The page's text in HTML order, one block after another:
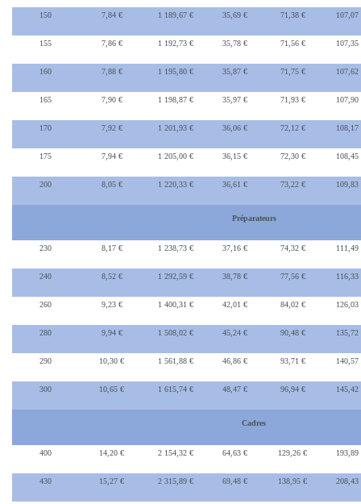
150 7,84 € 1 189,67 € 35,69 € 71,38 € 107,07
155 7,86 € 1 192,73 € 35,78 € 71,56 € 107,35
160 7,88 € 1 195,80 € 35,87 € 71,75 € 107,62
165 7,90 € 1 198,87 € 35,97 € 71,93 € 107,90
170 7,92 € 1 201,93 € 36,06 € 72,12 € 108,17
175 7,94 € 1 205,00 € 36,15 € 72,30 € 108,45
200 8,05 € 1 220,33 € 36,61 € 73,22 € 109,83
Préparateurs
230 8,17 € 1 238,73 € 37,16 € 74,32 € 111,49
240 8,52 € 1 292,59 € 38,78 € 77,56 € 116,33
260 9,23 € 1 400,31 € 42,01 € 84,02 € 126,03
280 9,94 € 1 508,02 € 45,24 € 90,48 € 135,72
290 10,30 € 1 561,88 € 46,86 € 93,71 € 140,57
300 10,65 € 1 615,74 € 48,47 € 96,94 € 145,42
Cadres
400 14,20 € 2 154,32 € 64,63 € 129,26 € 193,89
430 15,27 € 2 315,89 € 69,48 € 138,95 € 208,43